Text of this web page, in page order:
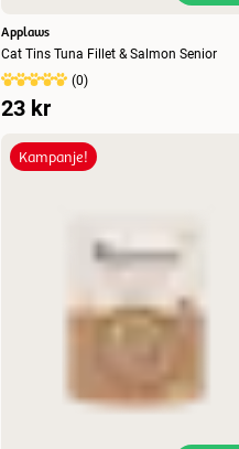
Applaws
Cat Tins Tuna Fillet & Salmon Senior
(0)
23 kr
Kampanje!